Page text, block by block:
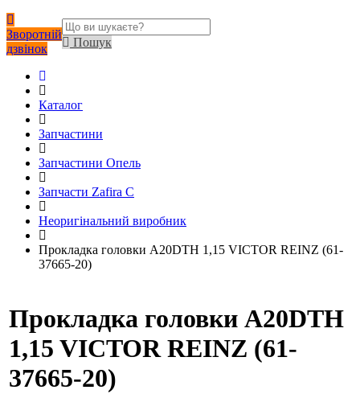
Зворотній
дзвінок
Пошук
Каталог
Запчастини
Запчастини Опель
Запчасти Zafira C
Неоригінальний виробник
Прокладка головки A20DTH 1,15 VICTOR REINZ (61-
37665-20)
Прокладка головки A20DTH
1,15 VICTOR REINZ (61-
37665-20)